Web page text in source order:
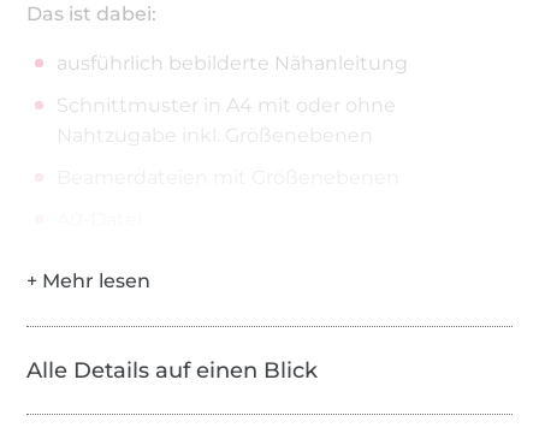
Das ist dabei:
ausführlich bebilderte Nähanleitung
Schnittmuster in A4 mit oder ohne
Nahtzugabe inkl. Größenebenen
Alle Details auf einen Blick